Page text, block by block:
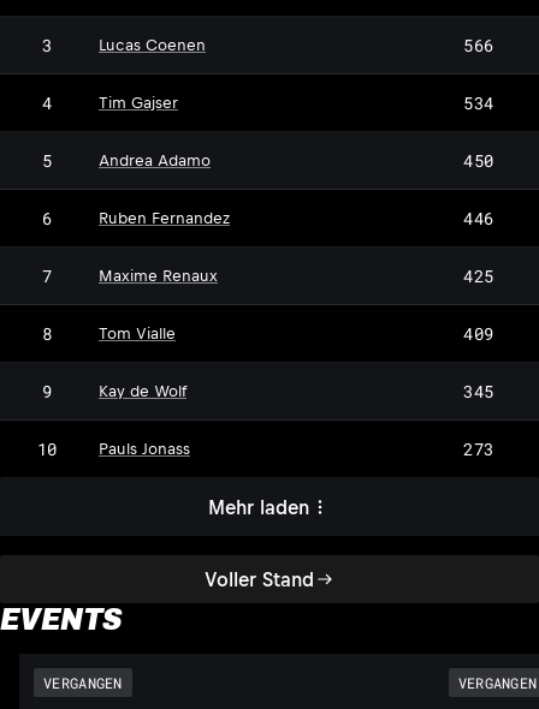
Voller Stand
3 Lucas Coenen 566
4 Tim Gajser 534
5 Andrea Adamo 450
6 Ruben Fernandez 446
7 Maxime Renaux 425
8 Tom Vialle 409
9 Kay de Wolf 345
10 Pauls Jonass 273
Mehr laden
EVENTS
VERGANGEN VERGANGEN